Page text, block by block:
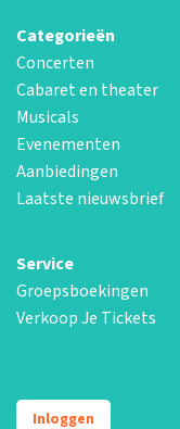
Categorieën
Concerten
Cabaret en theater
Musicals
Evenementen
Aanbiedingen
Laatste nieuwsbrief
Service
Groepsboekingen
Verkoop Je Tickets
Inloggen